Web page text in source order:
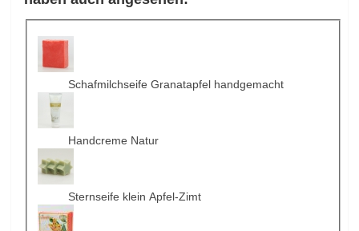
Schafmilchseife Granatapfel handgemacht
Handcreme Natur
Sternseife klein Apfel-Zimt